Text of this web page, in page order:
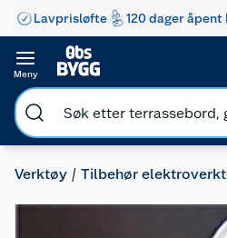
Lavprisløfte 120 dager åpent
Meny
Verktøy Tilbehør